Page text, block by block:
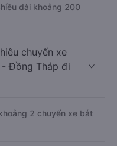
dài khoảng 200
chuyến xe
- Đồng Tháp đi
2 chuyến xe bắt